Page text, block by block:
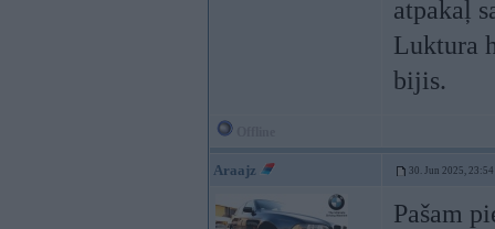
atpakaļ
Luktura
bijis.
Araajz 30. Jun 2025, 23:54
Pašam